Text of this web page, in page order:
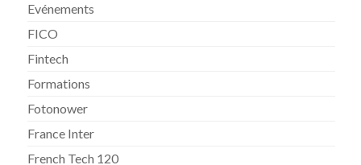
Evénements
FICO
Fintech
Formations
Fotonower
France Inter
French Tech 120